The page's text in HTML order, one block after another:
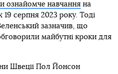
ознайомче навчанняна
серпня 2023 року. Тоді
зазначив, що
майбутні кроки для
Швеції Пол Йонсон